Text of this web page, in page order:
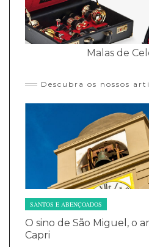
Malas de
Descubra os nossos
SANTOS E ABENÇOADOS
O sino de São Miguel, o
Capri